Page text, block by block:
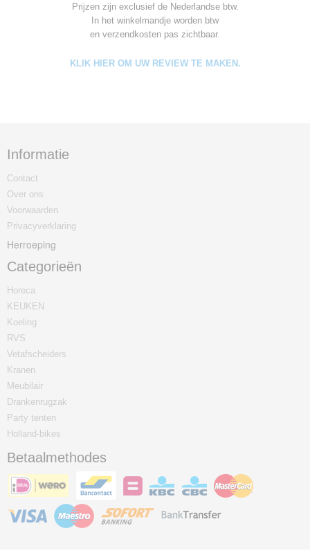
Prijzen zijn exclusief de Nederlandse btw.
In het winkelmandje worden btw
en verzendkosten pas zichtbaar.
KLIK HIER OM UW REVIEW TE MAKEN.
Informatie
Contact
Over ons
Voorwaarden
Privacyverklaring
Herroeping
Categorieën
Horeca
KEUKEN
Koeling
RVS
Vetafscheiders
Kranen
Meubilair
Drankenrugzak
Party tenten
Holland-bikes
Betaalmethodes